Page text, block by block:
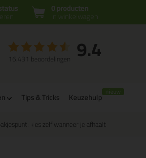
0 producten
in winkelwagen
9.4
16.431 beoordelingen
Tips & Tricks Keuzehulp
kies zelf wanneer je afhaalt